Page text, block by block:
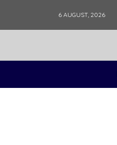
content
6 AUGUST, 2026